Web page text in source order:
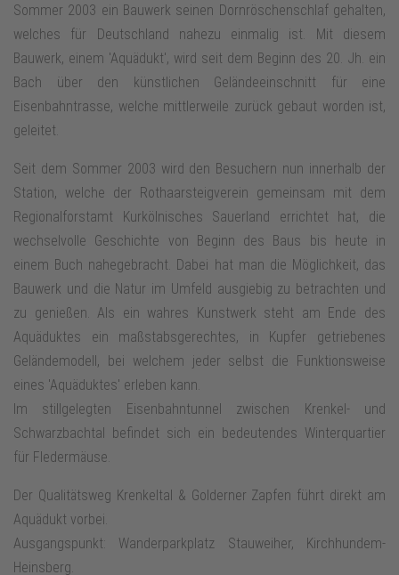
Sommer 2003 ein Bauwerk seinen Dornröschenschlaf gehalten,
welches für Deutschland nahezu einmalig ist. Mit diesem
Bauwerk, einem 'Aquädukt', wird seit dem Beginn des 20. Jh. ein
Bach über den künstlichen Geländeeinschnitt für eine
Eisenbahntrasse, welche mittlerweile zurück gebaut worden ist,
geleitet.
Seit dem Sommer 2003 wird den Besuchern nun innerhalb der
Station, welche der Rothaarsteigverein gemeinsam mit dem
Regionalforstamt Kurkölnisches Sauerland errichtet hat, die
wechselvolle Geschichte von Beginn des Baus bis heute in
einem Buch nahegebracht. Dabei hat man die Möglichkeit, das
Bauwerk und die Natur im Umfeld ausgiebig zu betrachten und
zu genießen. Als ein wahres Kunstwerk steht am Ende des
Aquäduktes ein maßstabsgerechtes, in Kupfer getriebenes
Geländemodell, bei welchem jeder selbst die Funktionsweise
eines 'Aquäduktes' erleben kann.
Im stillgelegten Eisenbahntunnel zwischen Krenkel- und
Schwarzbachtal befindet sich ein bedeutendes Winterquartier
für Fledermäuse.
Der Qualitätsweg Krenkeltal & Golderner Zapfen führt direkt am
Aquädukt vorbei.
Ausgangspunkt: Wanderparkplatz Stauweiher, Kirchhundem-
Heinsberg.